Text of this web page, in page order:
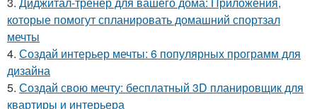
которые помогут спланировать домашний спортзал
мечты
4. Создай интерьер мечты: 6 популярных программ для
дизайна
5. Создай свою мечту: бесплатный 3D планировщик для
квартиры и интерьера